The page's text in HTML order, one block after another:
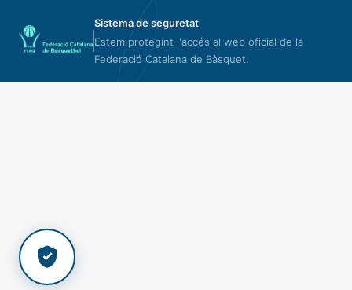
Sistema de seguretat
Estem protegint l'accés al web oficial de la
Federació Catalana de Bàsquet.